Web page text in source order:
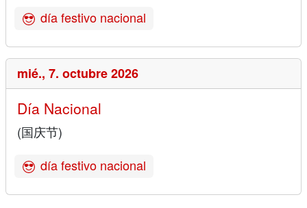
día festivo nacional
mié., 7. octubre 2026
Día Nacional
(国庆节)
día festivo nacional